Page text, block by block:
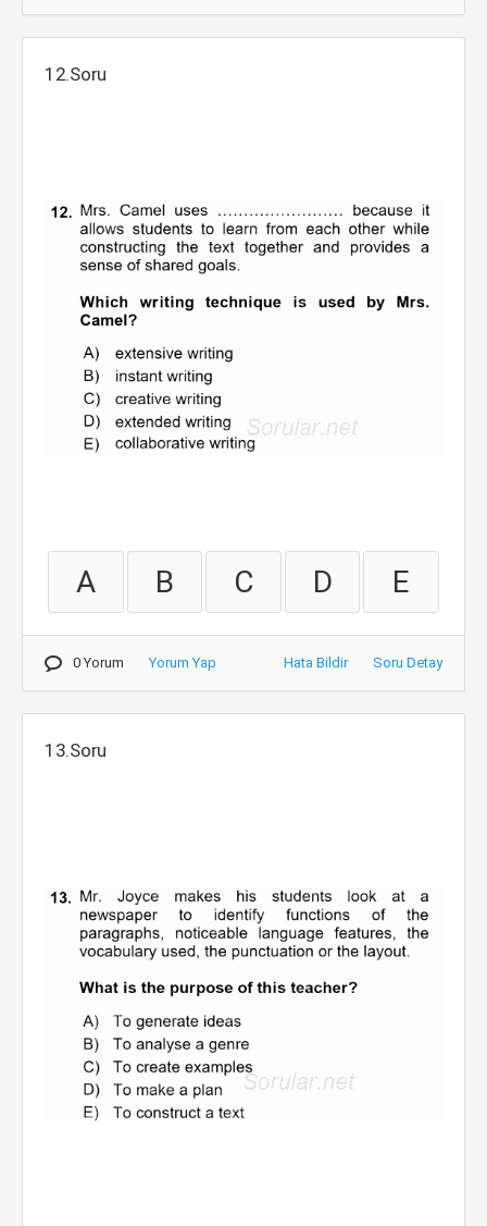
12.Soru
A B C D E
0 Yorum Yorum Yap Hata Bildir Soru Detay
13.Soru